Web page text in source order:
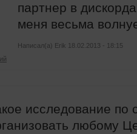
партнер в
меня весьма
Написал(а) Erik 18.02.2013 - 18:15
исследование по
любому